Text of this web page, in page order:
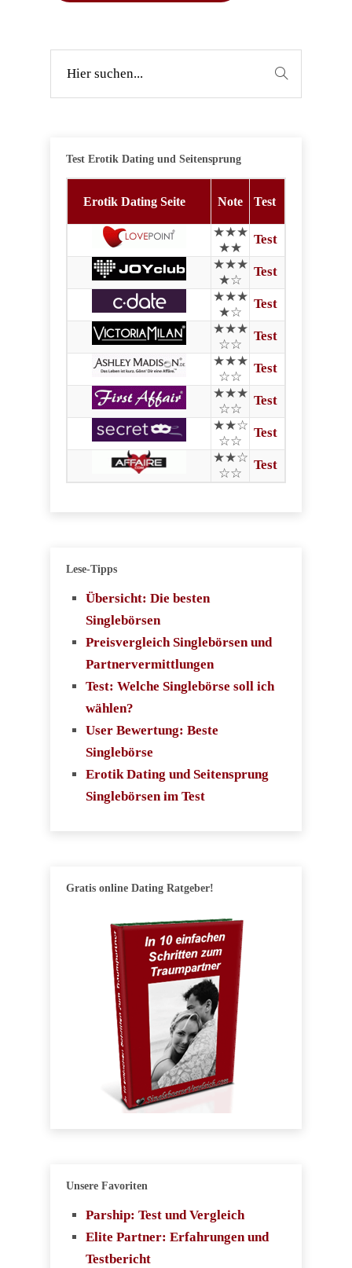
Test Erotik Dating und Seitensprung
Erotik Dating Seite Note Test
★★★
★★
Test
★★★
★☆
Test
★★★
★☆
Test
★★★
☆☆
Test
★★★
☆☆
Test
★★★
☆☆
Test
★★☆
☆☆
Test
★★☆
☆☆
Test
Lese-Tipps
Übersicht: Die besten
Singlebörsen
Preisvergleich Singlebörsen und
Partnervermittlungen
Test: Welche Singlebörse soll ich
wählen?
User Bewertung: Beste
Singlebörse
Erotik Dating und Seitensprung
Singlebörsen im Test
Gratis online Dating Ratgeber!
Unsere Favoriten
Parship: Test und Vergleich
Elite Partner: Erfahrungen und
Testbericht